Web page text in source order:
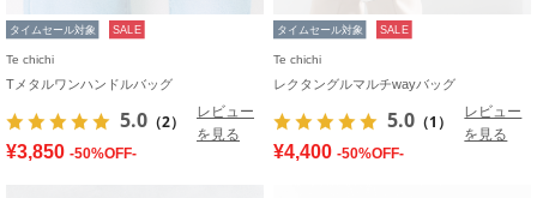
タイムセール対象 SALE
Te chichi
Tメタルワンハンドルバッグ
5.0 （2）
レビュー
を見る
¥3,850 -50%OFF-
タイムセール対象 SALE
Te chichi
レクタングルマルチwayバッグ
5.0 （1）
レビュー
を見る
¥4,400 -50%OFF-